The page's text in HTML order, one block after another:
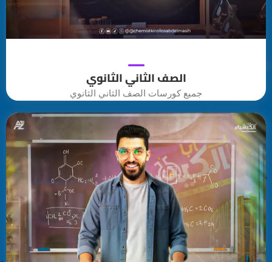
الصف الثاني الثانوي
جميع كورسات الصف الثاني الثانوي